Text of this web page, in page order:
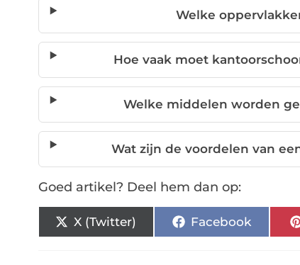
Welke
Hoe vaak moet
Welke middelen worden
Wat zijn de voordelen van
Goed artikel? Deel hem dan op:
X (Twitter) Facebook